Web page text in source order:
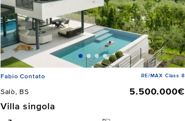
Fabio Contato RE/MAX Class 8
Salò, BS
5.500.000€
Villa singola